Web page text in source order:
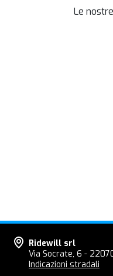
Le
Ridewill srl
Via Socrate, 6 -
Indicazioni stradali